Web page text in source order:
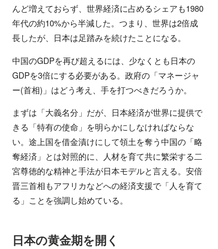
んど増えておらず、世界経済に占めるシェアも1980
年代の約10%から半減した。つまり、世界は2倍成
長したが、日本は足踏みを続けたことになる。
中国のGDPを再び超えるには、少なくとも日本の
GDPを3倍にする必要がある。政府の「マネージャ
ー(首相)」はどう考え、手を打つべきだろうか。
まずは「大義名分」だが、日本経済が世界に提供で
きる「特有の使命」を明らかにしなければならな
い。途上国を借金漬けにして領土を奪う中国の「略
奪経済」とは対照的に、人材を育て共に繁栄する二
宮尊徳的な精神と手法が日本モデルと言える。安倍
晋三首相もアフリカなどへの経済支援で「人を育て
る」ことを強調し始めている。
日本の黄金期を開く